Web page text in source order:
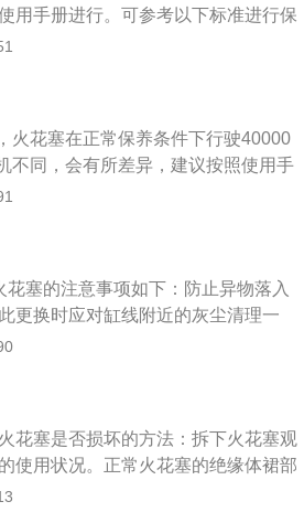
用手册进行。可参考以下标准进行保
镍合金火花塞2万公里更换，铱金火
火花塞的绝缘体裙部及电极呈灰白
绝缘体裙部为赤褐色，电极间隙在0.8
有油污或沉积物，火花塞本身并没有
如果火花塞损坏严重，顶端出现起
应找出损坏的原因，排除故障后，更
火花塞在正常保养条件下行驶40000
不同，会有所差异，建议按照使用手
金火花塞在4万公里更换，通的镍合
线，根据每个缸的位置做好记号，避
下的时候注意看一下外部有没有树
塞放到火花塞孔，用手拧几圈以后再
线，扣上盖板即可。
塞的注意事项如下：防止异物落入
更换时应对缸线附近的灰尘清理一
、砂子等异物进入气缸内，一旦进入
花塞：要在冷车状态下拆装火花塞，
很紧，热车更换很容易造成火花塞口
比热车更加轻松，拆卸更容易，从而
得开缸，增加费用。不要损坏高压
车的高压线插得非常紧，此时拆卸时
花塞是否损坏的方法：拆下火花塞观
使用状况。正常火花塞的绝缘体裙部
常的火花塞其绝缘体裙部为赤褐色，